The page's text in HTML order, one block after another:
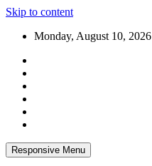
Skip to content
Monday, August 10, 2026
Responsive Menu